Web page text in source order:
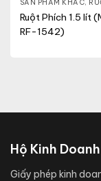
SẢN PHẨM KHÁC,
Ruột Phích 1.5 lít
RF-1542)
Hộ Kinh
Giấy phép kinh